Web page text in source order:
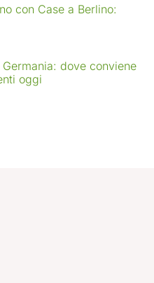
con Case a Berlino:
dove conviene
oggi